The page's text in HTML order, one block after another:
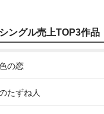
ングル売上TOP3作品
の恋
たずね人